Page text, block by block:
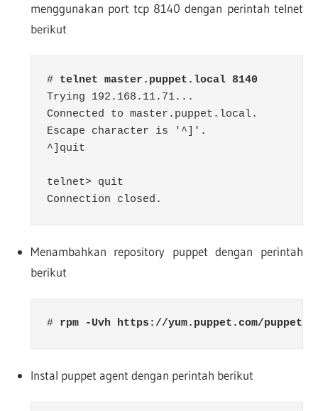
menggunakan port tcp 8140 dengan perintah telnet
berikut
# telnet master.puppet.local 8140
Trying 192.168.11.71...
Connected to master.puppet.local.
Escape character is '^]'.
^]quit
telnet> quit
Connection closed.
Menambahkan repository puppet dengan perintah
berikut
# rpm -Uvh https://yum.puppet.com/
Instal puppet agent dengan perintah berikut